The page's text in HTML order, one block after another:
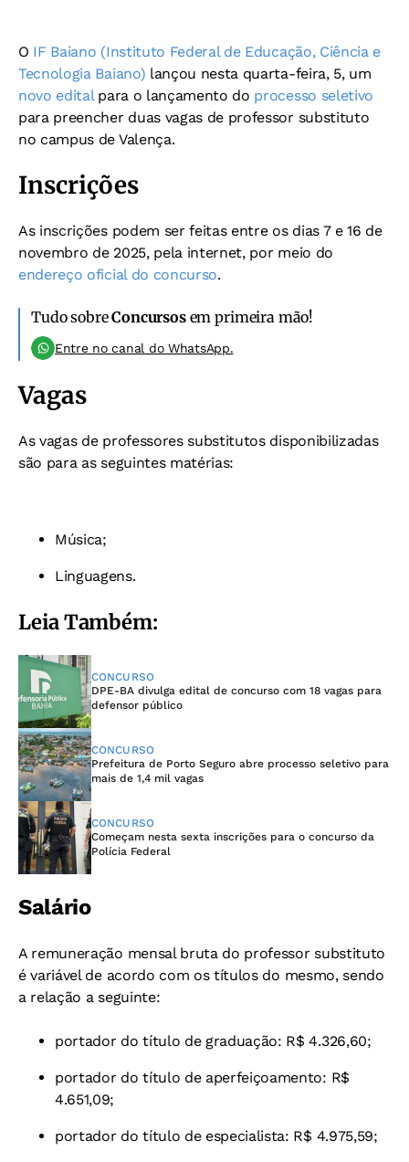
O IF Baiano (Instituto Federal de Educação, Ciência e
Tecnologia Baiano) lançou nesta quarta-feira, 5, um
novo edital para o lançamento do processo seletivo
para preencher duas vagas de professor substituto
no campus de Valença.
Inscrições
As inscrições podem ser feitas entre os dias 7 e 16 de
novembro de 2025, pela internet, por meio do
endereço oficial do concurso.
Tudo sobreConcursosem primeira mão!
Entre no canal do WhatsApp.
Vagas
As vagas de professores substitutos disponibilizadas
são para as seguintes matérias:
Música;
Linguagens.
Leia Também:
CONCURSO
DPE-BA divulga edital de concurso com 18 vagas para
defensor público
CONCURSO
Prefeitura de Porto Seguro abre processo seletivo para
mais de 1,4 mil vagas
CONCURSO
Começam nesta sexta inscrições para o concurso da
Polícia Federal
Salário
A remuneração mensal bruta do professor substituto
é variável de acordo com os títulos do mesmo, sendo
a relação a seguinte:
portador do título de graduação: R$ 4.326,60;
portador do título de aperfeiçoamento: R$
4.651,09;
portador do título de especialista: R$ 4.975,59;